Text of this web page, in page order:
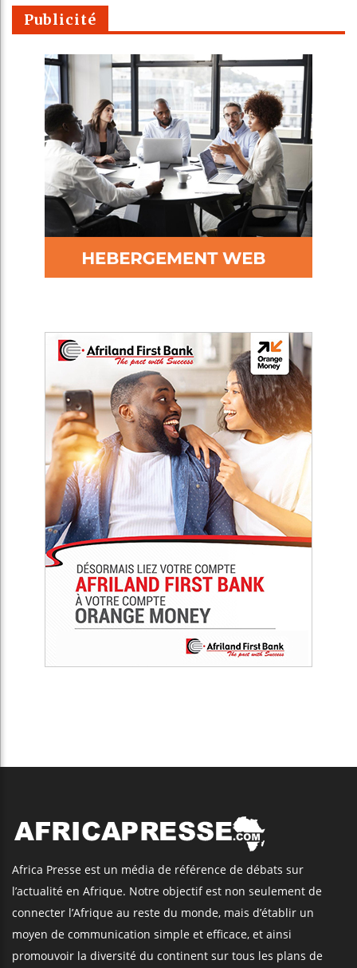
Publicité
Africa Presse est un média de référence de débats sur
l’actualité en Afrique. Notre objectif est non seulement de
connecter l’Afrique au reste du monde, mais d’établir un
moyen de communication simple et efficace, et ainsi
promouvoir la diversité du continent sur tous les plans de